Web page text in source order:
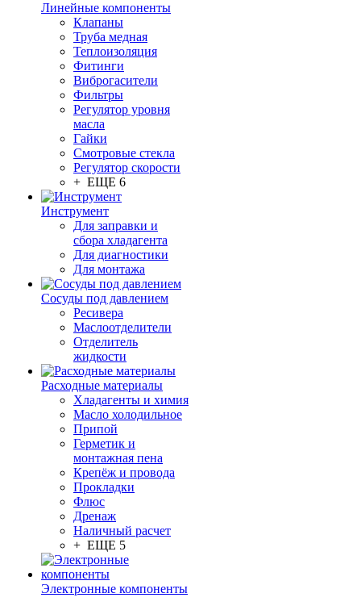
Линейные компоненты
Клапаны
Труба медная
Теплоизоляция
Фитинги
Виброгасители
Фильтры
Регулятор уровня
масла
Гайки
Смотровые стекла
Регулятор скорости
+ ЕЩЕ 6
Инструмент
Для заправки и
сбора хладагента
Для диагностики
Для монтажа
Сосуды под давлением
Ресивера
Маслоотделители
Отделитель
жидкости
Расходные материалы
Хладагенты и химия
Масло холодильное
Припой
Герметик и
монтажная пена
Крепёж и провода
Прокладки
Флюс
Дренаж
Наличный расчет
+ ЕЩЕ 5
Электронные компоненты